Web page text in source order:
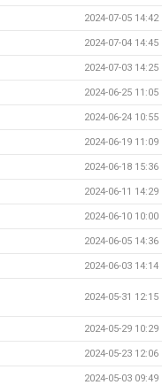
2024-07-05 14:42
2024-07-04 14:45
2024-07-03 14:25
2024-06-25 11:05
2024-06-24 10:55
2024-06-19 11:09
2024-06-18 15:36
2024-06-11 14:29
2024-06-10 10:00
2024-06-05 14:36
2024-06-03 14:14
2024-05-31 12:15
2024-05-29 10:29
2024-05-23 12:06
2024-05-03 09:49